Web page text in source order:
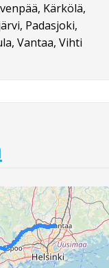
Kärkölä,
Padasjoki,
Vantaa, Vihti